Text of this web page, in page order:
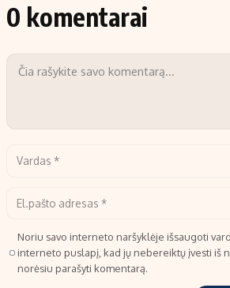
0 komentarai
Noriu savo interneto naršyklėje išsaugoti
interneto puslapį, kad jų nebereiktų įvesti iš
norėsiu parašyti komentarą.